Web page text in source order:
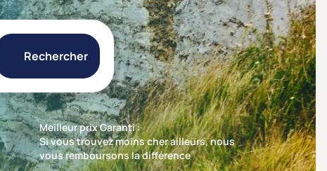
Rechercher
Meilleur prix Garanti :
Si vous trouvez moins cher ailleurs, nous
vous remboursons la différence